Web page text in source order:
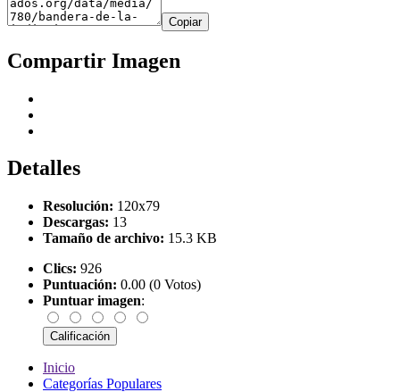
Copiar
Compartir Imagen
Detalles
Resolución: 120x79
Descargas: 13
Tamaño de archivo: 15.3 KB
Clics: 926
Puntuación: 0.00 (0 Votos)
Puntuar imagen:
Inicio
Categorías Populares